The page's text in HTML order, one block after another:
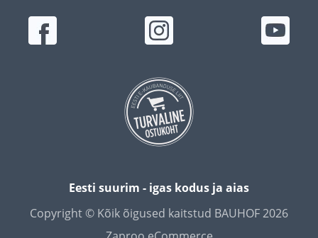
Eesti suurim - igas kodus ja aias
Copyright © Kõik õigused kaitstud BAUHOF 2026